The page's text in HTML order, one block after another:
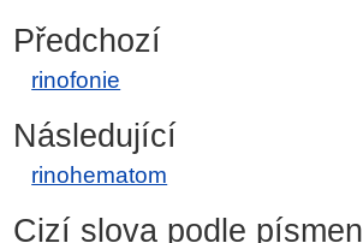
Předchozí
rinofonie
Následující
rinohematom
Cizí slova podle písmen